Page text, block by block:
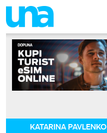
KATARINA PAVLENKO